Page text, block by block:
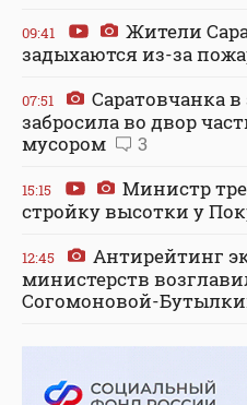
09:41
Жители
задыхаются из-за
07:51
Саратовчанка в
забросила во двор
мусором
3
15:15
Министр
стройку высотки у
12:45
Антирейтинг
министерств
Согомоновой-